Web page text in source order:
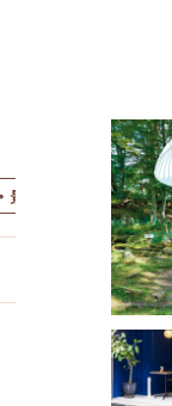
色 名所・旧